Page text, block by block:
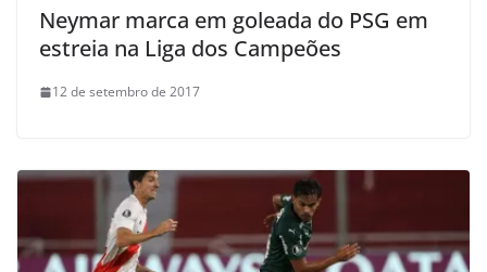
Neymar marca em goleada do PSG em
estreia na Liga dos Campeões
12 de setembro de 2017